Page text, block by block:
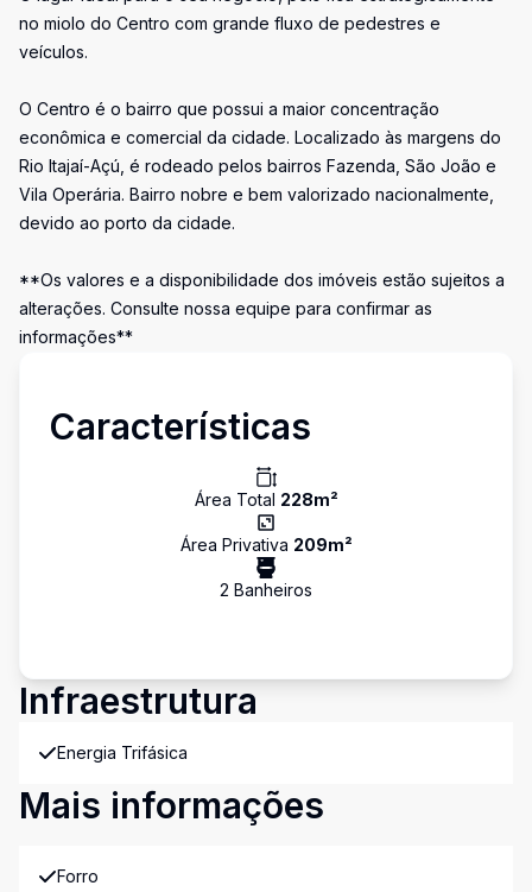
no miolo do Centro com grande fluxo de pedestres e
veículos.
O Centro é o bairro que possui a maior concentração
econômica e comercial da cidade. Localizado às margens do
Rio Itajaí-Açú, é rodeado pelos bairros Fazenda, São João e
Vila Operária. Bairro nobre e bem valorizado nacionalmente,
devido ao porto da cidade.
**Os valores e a disponibilidade dos imóveis estão sujeitos a
alterações. Consulte nossa equipe para confirmar as
informações**
Características
Área Total 228m²
Área Privativa 209m²
2 Banheiros
Infraestrutura
Energia Trifásica
Mais informações
Forro